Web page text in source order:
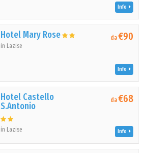
Info
Hotel Mary Rose
in Lazise
da€90
Info
Hotel Castello
S.Antonio
in Lazise
da€68
Info